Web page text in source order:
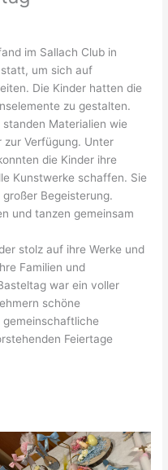
im Sallach Club in
um sich auf
Die Kinder hatten die
zu gestalten.
Materialien wie
zur Verfügung. Unter
die Kinder ihre
Kunstwerke schaffen. Sie
Begeisterung.
und tanzen gemeinsam
stolz auf ihre Werke und
Familien und
war ein voller
schöne
gemeinschaftliche
Feiertage